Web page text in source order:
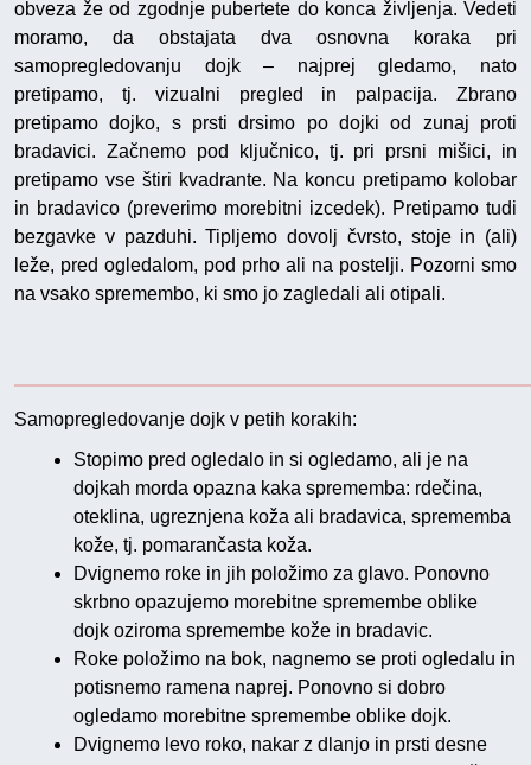
obveza že od zgodnje pubertete do konca življenja. Vedeti
moramo, da obstajata dva osnovna koraka pri
samopregledovanju dojk – najprej gledamo, nato
pretipamo, tj. vizualni pregled in palpacija. Zbrano
pretipamo dojko, s prsti drsimo po dojki od zunaj proti
bradavici. Začnemo pod ključnico, tj. pri prsni mišici, in
pretipamo vse štiri kvadrante. Na koncu pretipamo kolobar
in bradavico (preverimo morebitni izcedek). Pretipamo tudi
bezgavke v pazduhi. Tipljemo dovolj čvrsto, stoje in (ali)
leže, pred ogledalom, pod prho ali na postelji. Pozorni smo
na vsako spremembo, ki smo jo zagledali ali otipali.
Samopregledovanje dojk v petih korakih:
Stopimo pred ogledalo in si ogledamo, ali je na
dojkah morda opazna kaka sprememba: rdečina,
oteklina, ugreznjena koža ali bradavica, sprememba
kože, tj. pomarančasta koža.
Dvignemo roke in jih položimo za glavo. Ponovno
skrbno opazujemo morebitne spremembe oblike
dojk oziroma spremembe kože in bradavic.
Roke položimo na bok, nagnemo se proti ogledalu in
potisnemo ramena naprej. Ponovno si dobro
ogledamo morebitne spremembe oblike dojk.
Dvignemo levo roko, nakar z dlanjo in prsti desne